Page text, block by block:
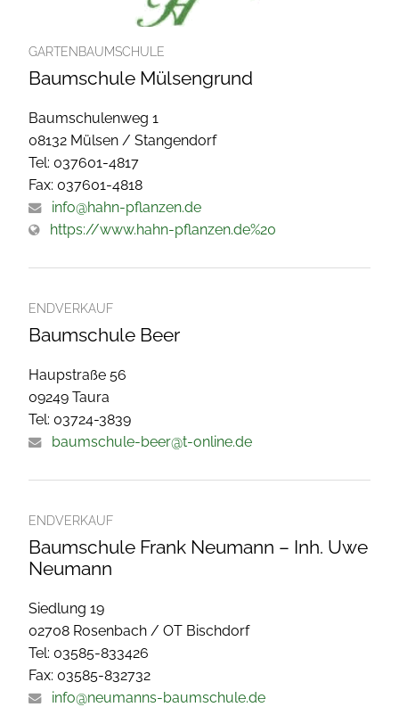
GARTENBAUMSCHULE
Baumschule Mülsengrund
Baumschulenweg 1
08132 Mülsen / Stangendorf
Tel: 037601-4817
Fax: 037601-4818
info@hahn-pflanzen.de
https://www.hahn-pflanzen.de%20
ENDVERKAUF
Baumschule Beer
Haupstraße 56
09249 Taura
Tel: 03724-3839
baumschule-beer@t-online.de
ENDVERKAUF
Baumschule Frank Neumann – Inh. Uwe
Neumann
Siedlung 19
02708 Rosenbach / OT Bischdorf
Tel: 03585-833426
Fax: 03585-832732
info@neumanns-baumschule.de